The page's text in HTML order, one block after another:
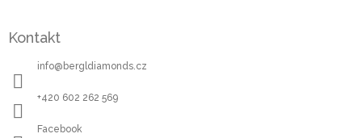
Kontakt
info@ bergldiamonds.cz
+420 602 262 569
Facebook